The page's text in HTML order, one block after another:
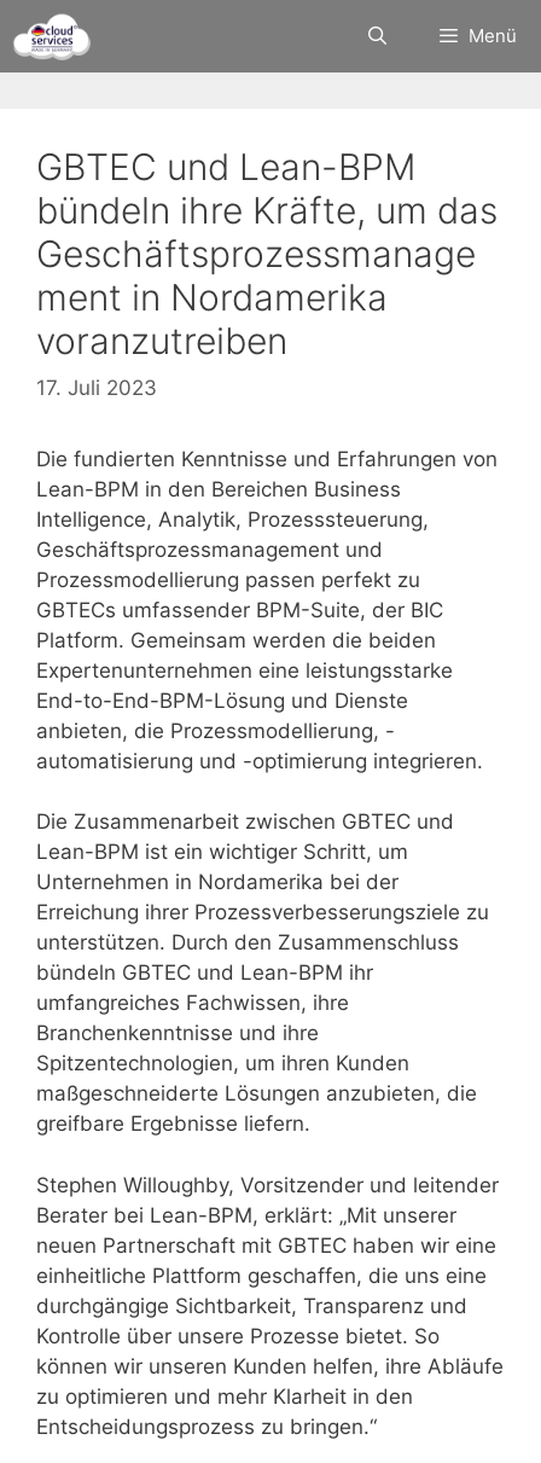
Inhalt
springen
Menü
GBTEC und Lean-BPM
bündeln ihre Kräfte, um das
Geschäftsprozessmanage
ment in Nordamerika
voranzutreiben
17. Juli 2023
Die fundierten Kenntnisse und Erfahrungen von
Lean-BPM in den Bereichen Business
Intelligence, Analytik, Prozesssteuerung,
Geschäftsprozessmanagement und
Prozessmodellierung passen perfekt zu
GBTECs umfassender BPM-Suite, der BIC
Platform. Gemeinsam werden die beiden
Expertenunternehmen eine leistungsstarke
End-to-End-BPM-Lösung und Dienste
anbieten, die Prozessmodellierung, -
automatisierung und -optimierung integrieren.
Die Zusammenarbeit zwischen GBTEC und
Lean-BPM ist ein wichtiger Schritt, um
Unternehmen in Nordamerika bei der
Erreichung ihrer Prozessverbesserungsziele zu
unterstützen. Durch den Zusammenschluss
bündeln GBTEC und Lean-BPM ihr
umfangreiches Fachwissen, ihre
Branchenkenntnisse und ihre
Spitzentechnologien, um ihren Kunden
maßgeschneiderte Lösungen anzubieten, die
greifbare Ergebnisse liefern.
Stephen Willoughby, Vorsitzender und leitender
Berater bei Lean-BPM, erklärt: „Mit unserer
neuen Partnerschaft mit GBTEC haben wir eine
einheitliche Plattform geschaffen, die uns eine
durchgängige Sichtbarkeit, Transparenz und
Kontrolle über unsere Prozesse bietet. So
können wir unseren Kunden helfen, ihre Abläufe
zu optimieren und mehr Klarheit in den
Entscheidungsprozess zu bringen.“